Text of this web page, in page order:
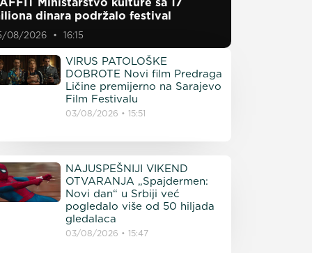
dinara podržalo festival
08/2026 16:15
VIRUS PATOLOŠKE
DOBROTE Novi film Predraga
Ličine premijerno na Sarajevo
Film Festivalu
03/08/2026 15:51
NAJUSPEŠNIJI VIKEND
OTVARANJA „Spajdermen:
Novi dan“ u Srbiji već
pogledalo više od 50 hiljada
gledalaca
03/08/2026 15:47